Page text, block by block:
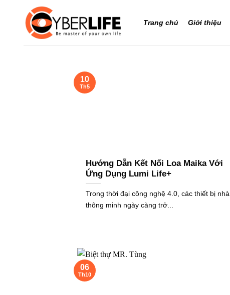
Trang chủ Giới thiệu
Hướng Dẫn Kết Nối Loa Maika Với
Ứng Dụng Lumi Life+
Trong thời đại công nghệ 4.0, các thiết bị nhà
thông minh ngày càng trở...
10
Th5
06
Th10